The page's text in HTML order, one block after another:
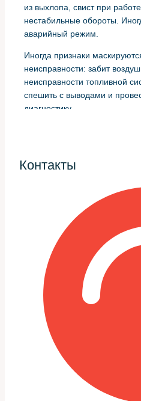
из выхлопа, свист при
нестабильные обороты.
аварийный режим.
Иногда признаки
неисправности: забит
неисправности топливной
спешить с выводами и
диагностику.
простых измерений. Часто
позволяет сразу понять, где
масла, задымление,
Дальше идут
перепада давления,
обратных клапанов,
управления. Всё это
неисправность турбины от
Порядок
операций
Последовательность
систему смазки, затем —
Контакты